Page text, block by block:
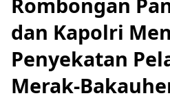
dan Kapolri
Penyekatan
Merak-